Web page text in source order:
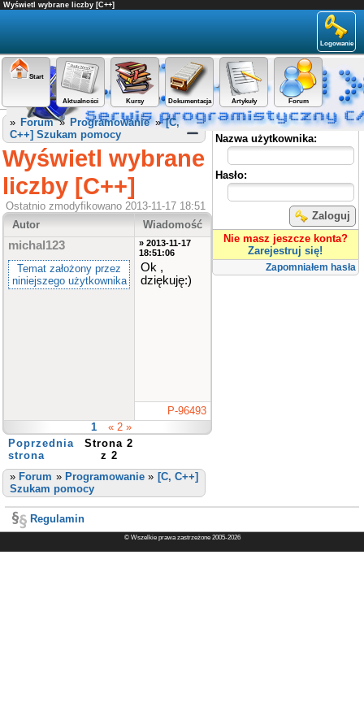
Wyświetl wybrane liczby [C++]
Logowanie
Start
Aktualności Kursy Dokumentacja Artykuły Forum
Panel użytkownika
Nazwa użytkownika:
Hasło:
Zaloguj
Nie masz jeszcze konta?
Zarejestruj się!
Zapomniałem hasła
» Forum» Programowanie»[C,
C++] Szukam pomocy
Wyświetl wybrane
liczby [C++]
Ostatnio zmodyfikowano 2013-11-17 18:51
Autor
Wiadomość
michal123
Temat założony przez
niniejszego użytkownika
» 2013-11-17
18:51:06
Ok ,
dziękuję:)
P-96493
1
« 2 »
Poprzednia
strona
Strona 2
z 2
» Forum » Programowanie » [C, C++]
Szukam pomocy
Regulamin
© Wszelkie prawa zastrzeżone 2005-2026